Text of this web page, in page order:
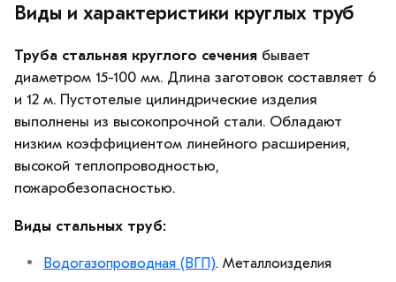
Виды и характеристики круглых труб
Труба стальная круглого сечения бывает
диаметром 15-100 мм. Длина заготовок составляет 6
и 12 м. Пустотелые цилиндрические изделия
выполнены из высокопрочной стали. Обладают
низким коэффициентом линейного расширения,
высокой теплопроводностью,
пожаробезопасностью.
Виды стальных труб:
Водогазопроводная (ВГП). Металлоизделия